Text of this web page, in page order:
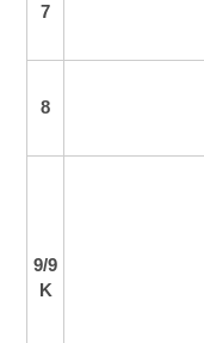
7
8
9/9
K